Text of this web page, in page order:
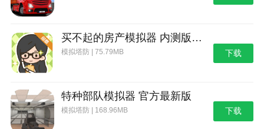
买不起的房产模拟器 内测版下载
模拟塔防 | 75.79MB 下载
特种部队模拟器 官方最新版
模拟塔防 | 168.96MB 下载